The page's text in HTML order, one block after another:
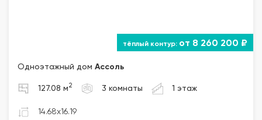
от 8 260 200 ₽
Одноэтажный дом Ассоль
127.08 м 2 3 комнаты 1 этаж
14.68x16.19